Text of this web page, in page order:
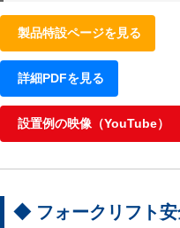
製品特設ページを見る
詳細PDFを見る
設置例の映像（YouTube）
◆ フォークリフト安